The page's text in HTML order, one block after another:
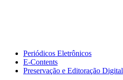
Periódicos Eletrônicos
E-Contents
Preservação e Editoração Digital